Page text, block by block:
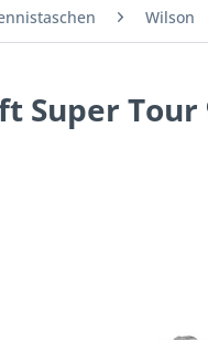
Wilson
Super